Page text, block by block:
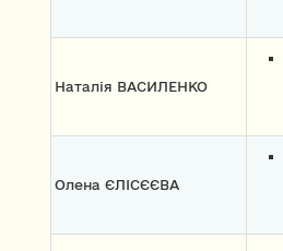
Наталія ВАСИЛЕНКО
Олена ЄЛІСЄЄВА